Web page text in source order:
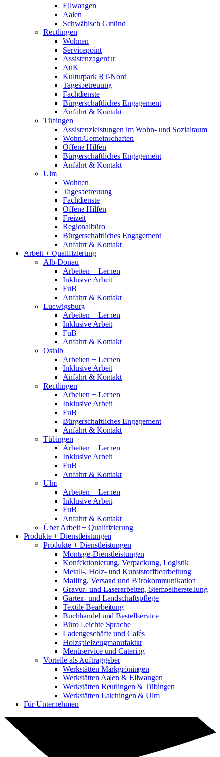
Ellwangen
Aalen
Schwäbisch Gmünd
Reutlingen
Wohnen
Servicepoint
Assistenzagentur
AuK
Kulturpark RT-Nord
Tagesbetreuung
Fachdienste
Bürgerschaftliches Engagement
Anfahrt & Kontakt
Tübingen
Assistenzleistungen im Wohn- und Sozialraum
Wohn.Gemeinschaften
Offene Hilfen
Bürgerschaftliches Engagement
Anfahrt & Kontakt
Ulm
Wohnen
Tagesbetreuung
Fachdienste
Offene Hilfen
Freizeit
Regionalbüro
Bürgerschaftliches Engagement
Anfahrt & Kontakt
Arbeit + Qualifizierung
Alb-Donau
Arbeiten + Lernen
Inklusive Arbeit
FuB
Anfahrt & Kontakt
Ludwigsburg
Arbeiten + Lernen
Inklusive Arbeit
FuB
Anfahrt & Kontakt
Ostalb
Arbeiten + Lernen
Inklusive Arbeit
Anfahrt & Kontakt
Reutlingen
Arbeiten + Lernen
Inklusive Arbeit
FuB
Bürgerschaftliches Engagement
Anfahrt & Kontakt
Tübingen
Arbeiten + Lernen
Inklusive Arbeit
FuB
Anfahrt & Kontakt
Ulm
Arbeiten + Lernen
Inklusive Arbeit
FuB
Anfahrt & Kontakt
Über Arbeit + Qualifizierung
Produkte + Dienstleistungen
Produkte + Dienstleistungen
Montage-Dienstleistungen
Konfektionierung, Verpackung, Logistik
Metall-, Holz- und Kunststoffbearbeitung
Mailing, Versand und Bürokommunikation
Gravur- und Laserarbeiten, Stempelherstellung
Garten- und Landschaftspflege
Textile Bearbeitung
Buchhandel und Bestellservice
Büro Leichte Sprache
Ladengeschäfte und Cafés
Holzspielzeugmanufaktur
Menüservice und Catering
Vorteile als Auftraggeber
Werkstätten Markgröningen
Werkstätten Aalen & Ellwangen
Werkstätten Reutlingen & Tübingen
Werkstätten Laichingen & Ulm
Für Unternehmen